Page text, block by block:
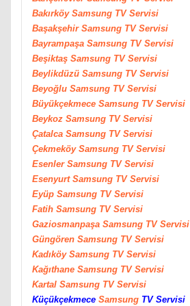
Bakırköy Samsung TV Servisi
Başakşehir Samsung TV Servisi
Bayrampaşa Samsung TV Servisi
Beşiktaş Samsung TV Servisi
Beylikdüzü Samsung TV Servisi
Beyoğlu Samsung TV Servisi
Büyükçekmece Samsung TV Servisi
Beykoz Samsung TV Servisi
Çatalca Samsung TV Servisi
Çekmeköy Samsung TV Servisi
Esenler Samsung TV Servisi
Esenyurt Samsung TV Servisi
Eyüp Samsung TV Servisi
Fatih Samsung TV Servisi
Gaziosmanpaşa Samsung TV Servisi
Güngören Samsung TV Servisi
Kadıköy Samsung TV Servisi
Kağıthane Samsung TV Servisi
Kartal Samsung TV Servisi
Küçükçekmece Samsung TV Servisi